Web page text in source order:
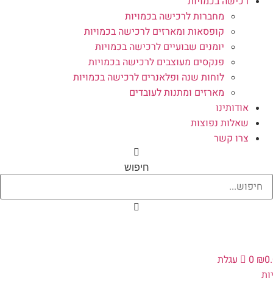
מחברות לרכישה בכמויות
קופסאות ומארזים לרכישה בכמויות
יומנים שבועיים לרכישה בכמויות
פנקסים מעוצבים לרכישה בכמויות
לוחות שנה ופלאנרים לרכישה בכמויות
מארזים ומתנות לעובדים
אודותינו
שאלות נפוצות
צרו קשר
חיפוש
₪
0
עגלת